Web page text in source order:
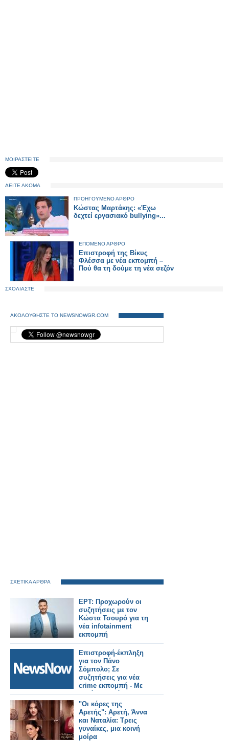
ΜΟΙΡΑΣΤΕΙΤΕ
ΔΕΙΤΕ ΑΚΟΜΑ
ΠΡΟΗΓΟΥΜΕΝΟ ΑΡΘΡΟ
Κώστας Μαρτάκης: «Έχω
δεχτεί εργασιακό bullying»...
ΕΠΟΜΕΝΟ ΑΡΘΡΟ
Επιστροφή της Βίκυς
Φλέσσα με νέα εκπομπή –
Πού θα τη δούμε τη νέα σεζόν
ΣΧΟΛΙΑΣΤΕ
ΑΚΟΛΟΥΘΗΣΤΕ ΤΟ NEWSNOWGR.COM
ΣΧΕΤΙΚΑ ΑΡΘΡΑ
ΕΡΤ: Προχωρούν οι
συζητήσεις με τον
Κώστα Τσουρό για τη
νέα infotainment
εκπομπή
Επιστροφή-έκπληξη
για τον Πάνο
Σόμπολο; Σε
συζητήσεις για νέα
crime εκπομπή - Με
αυτό το κανάλι
βρίσκεται σε επαφές
"Οι κόρες της
Αρετής": Αρετή, Άννα
και Ναταλία: Τρεις
γυναίκες, μια κοινή
μοίρα